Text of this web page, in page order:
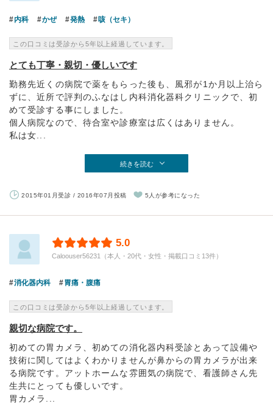
内科 かぜ 発熱 咳（セキ）
この口コミは受診から5年以上経過しています。
とても丁寧・親切・優しいです
勤務先近くの病院で薬をもらった後も、風邪が1か月以上治ら
ずに、近所で評判のふなはし内科消化器科クリニックで、初
めて受診する事にしました。
個人病院なので、待合室や診療室は広くはありません。
私は女...
続きを読む
2015年01月受診 / 2016年07月投稿 5人が参考になった
5.0
Caloouser56231（本人・20代・女性・掲載口コミ13件）
消化器内科 胃痛・腹痛
この口コミは受診から5年以上経過しています。
親切な病院です。
初めての胃カメラ、初めての消化器内科受診とあって設備や
技術に関してはよくわかりませんが鼻からの胃カメラが出来
る病院です。アットホームな雰囲気の病院で、看護師さん先
生共にとっても優しいです。
胃カメラ...